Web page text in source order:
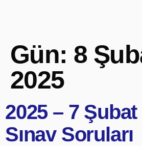
Gün: 8
2025
2025 – 7
Sınav Soruları